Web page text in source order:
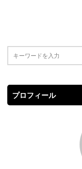
プロフィール